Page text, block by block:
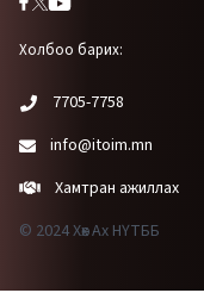
Холбоо барих:
7705-7758
info@itoim.mn
Хамтран ажиллах
© 2024 Хөх Ах НҮТББ